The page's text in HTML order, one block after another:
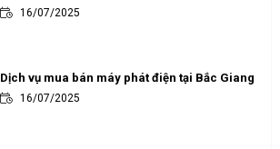
16/07/2025
Dịch vụ mua bán máy phát điện tại Bắc Giang
16/07/2025